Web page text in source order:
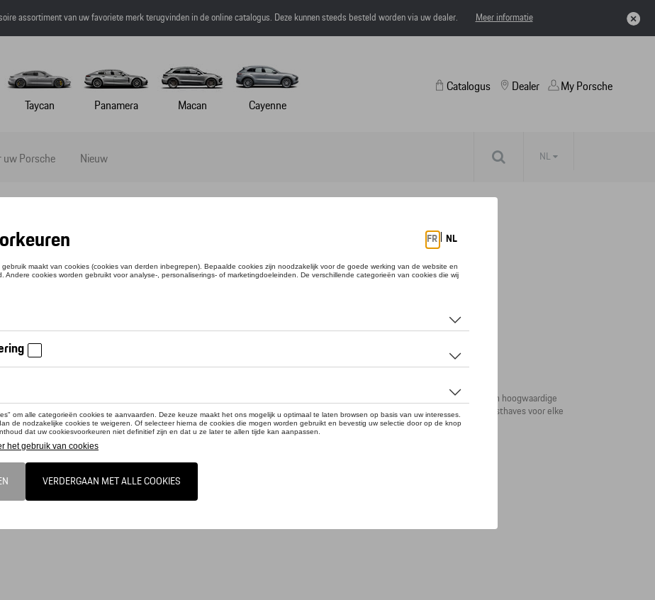
assortiment van uw favoriete merk terugvinden in de online catalogus. Deze kunnen steeds besteld worden via uw dealer. Meer informatie
Taycan Panamera Macan Cayenne
Catalogus
uw Porsche Nieuw
Dealer My Porsche
NL
EN ZOUTMOLEN - ZWART
WAP0500140PSUP
uw dealer om te bestellen
de smaakmaker: de set bestaande uit een peper- en zoutmolen van Porsche garandeert langdurig malen en kruiden dankzij zijn hoogwaardige
molen. Het ontwerp van de bedieningselementen op de molens zijn geïnspireerd op de Porsche Drive Mode-knop. Musthaves voor elke
en elke tafel. Met gelaserd Porsche-logo.